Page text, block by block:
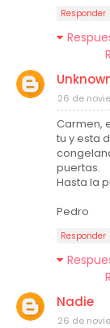
Responder
26 de
Carmen,
tu y esta
puertas.
Hasta la
Pedro
Responder
Nadie
26 de